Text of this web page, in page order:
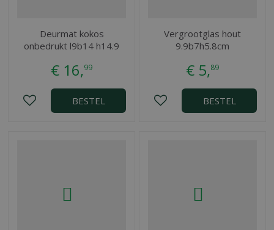
Deurmat kokos
onbedrukt l9b14 h14.9
€ 16,99
BESTEL
Vergrootglas hout
9.9b7h5.8cm
€ 5,89
BESTEL